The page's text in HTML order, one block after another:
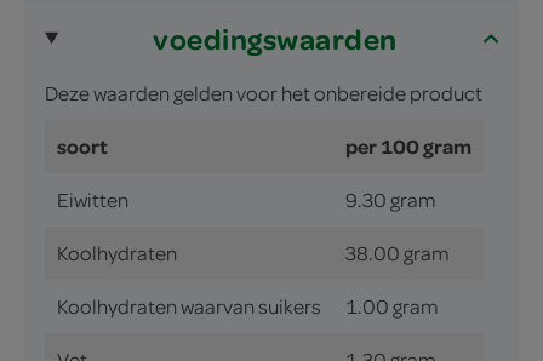
voedingswaarden
Deze waarden gelden voor het onbereide product
soort per 100 gram
Eiwitten 9.30 gram
Koolhydraten 38.00 gram
Koolhydraten waarvan suikers 1.00 gram